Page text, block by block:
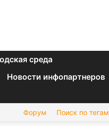
среда
Новости инфопартнеров
Форум Поиск по тегам